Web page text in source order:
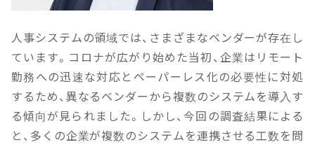
人事システムの領域では、さまざまなベンダーが存在し
ています。コロナが広がり始めた当初、企業はリモート
勤務への迅速な対応とペーパーレス化の必要性に対処
するため、異なるベンダーから複数のシステムを導入す
る傾向が見られました。 しかし、今回の調査結果による
と、多くの企業が複数のシステムを連携させる工数を問